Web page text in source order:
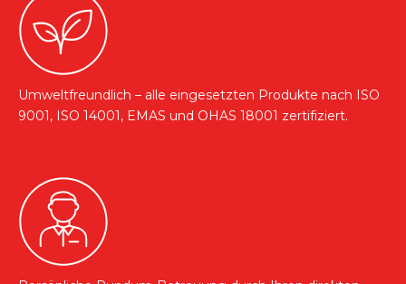
Umweltfreundlich – alle eingesetzten Produkte nach ISO
9001, ISO 14001, EMAS und OHAS 18001 zertifiziert.